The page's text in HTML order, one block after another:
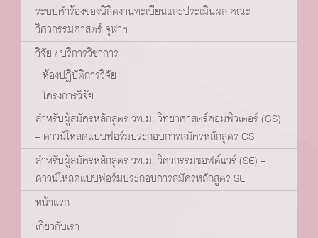
ระบบคำร้องของนิสิตงานทะเบียนและประเมินผล คณะ
วิศวกรรมศาสตร์ จุฬาฯ
วิจัย / บริการวิชาการ
ห้องปฏิบัติการวิจัย
โครงการวิจัย
สำหรับผู้สมัครหลักสูตร วท.ม. วิทยาศาสตร์คอมพิวเตอร์ (CS)
– ดาวน์โหลดแบบฟอร์มประกอบการสมัครหลักสูตร CS
สำหรับผู้สมัครหลักสูตร วท.ม. วิศวกรรมซอฟต์แวร์ (SE) –
ดาวน์โหลดแบบฟอร์มประกอบการสมัครหลักสูตร SE
หน้าแรก
เกี่ยวกับเรา